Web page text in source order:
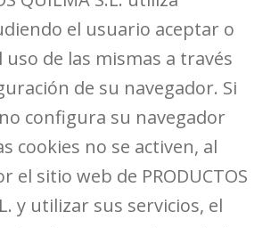
el usuario aceptar o
uso de las mismas a través
de su navegador. Si
configura su navegador
cookies no se activen, al
el sitio web de PRODUCTOS
y utilizar sus servicios, el